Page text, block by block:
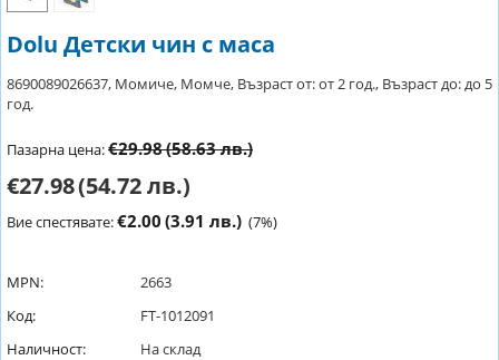
Dolu Детски чин с маса
8690089026637, Момиче, Момче, Възраст от: от 2 год., Възраст до: до 5
год.
Пазарна цена:€29.98(58.63 лв.)
€27.98(54.72 лв.)
Вие спестявате:€2.00 (3.91 лв.) (7%)
MPN:
2663
Код:
FT-1012091
Наличност:
На склад